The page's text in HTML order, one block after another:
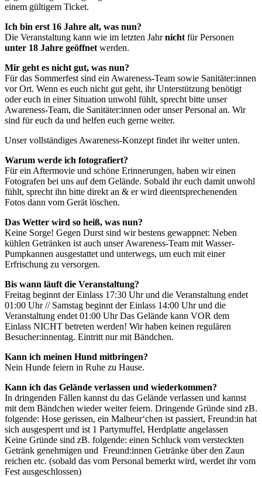
einem gültigem Ticket.
Ich bin erst 16 Jahre alt, was nun?
Die Veranstaltung kann wie im letzten Jahrnicht für Personen
unter 18 Jahre geöffnet werden.
Mir geht es nicht gut, was nun?
Für das Sommerfest sind ein Awareness-Team sowie Sanitäter:innen
vor Ort. Wenn es euch nicht gut geht, ihr Unterstützung benötigt
oder euch in einer Situation unwohl fühlt, sprecht bitte unser
Awareness-Team, die Sanitäter:innen oder unser Personal an. Wir
sind für euch da und helfen euch gerne weiter.
Unser vollständiges Awareness-Konzept findet ihr weiter unten.
Warum werde ich fotografiert?
Für ein Aftermovie und schöne Erinnerungen, haben wir einen
Fotografen bei uns auf dem Gelände. Sobald ihr euch damit unwohl
fühlt, sprecht ihn bitte direkt an & er wird dieentsprechenenden
Fotos dann vom Gerät löschen.
Das Wetter wird so heiß, was nun?
Keine Sorge! Gegen Durst sind wir bestens gewappnet: Neben
kühlen Getränken ist auch unser Awareness-Team mit Wasser-
Pumpkannen ausgestattet und unterwegs, um euch mit einer
Erfrischung zu versorgen.
Bis wann läuft die Veranstaltung?
Freitag beginnt der Einlass 17:30 Uhr und die Veranstaltung endet
01:00 Uhr // Samstag beginnt der Einlass 14:00 Uhr und die
Veranstaltung endet 01:00 Uhr Das Gelände kann VOR dem
Einlass NICHT betreten werden! Wir haben keinen regulären
Besucher:innentag. Eintritt nur mit Bändchen.
Kann ich meinen Hund mitbringen?
Nein Hunde feiern in Ruhe zu Hause.
Kann ich das Gelände verlassen und wiederkommen?
In dringenden Fällen kannst du das Gelände verlassen und kannst
mit dem Bändchen wieder weiter feiern. Dringende Gründe sind zB.
folgende: Hose gerissen, ein Malheur‘chen ist passiert, Freund:in hat
sich ausgesperrt und ist 1 Partymuffel, Herdplatte angelassen
Keine Gründe sind zB. folgende: einen Schluck vom versteckten
Getränk genehmigen und Freund:innen Getränke über den Zaun
reichen etc. (sobald das vom Personal bemerkt wird, werdet ihr vom
Fest ausgeschlossen)